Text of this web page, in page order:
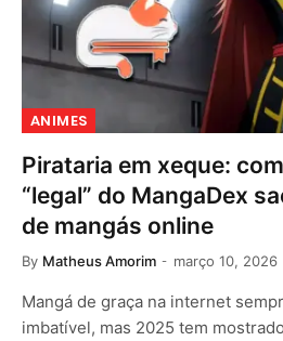
ANIMES
Pirataria em xeque:
“legal” do MangaDex
de mangás online
By Matheus Amorim março 10, 2026
Mangá de graça na internet
imbatível, mas 2025 tem